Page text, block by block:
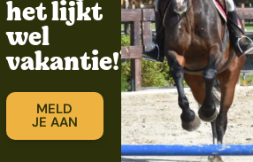
het lijkt
wel
vakantie!”
MELD
JE AAN